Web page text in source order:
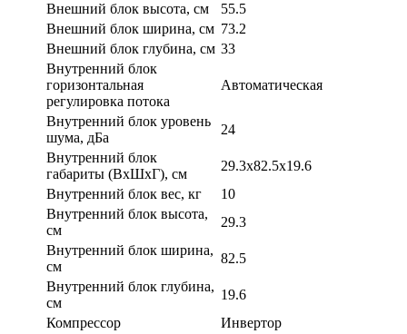
Внешний блок высота, см
55.5
Внешний блок ширина, см 73.2
Внешний блок глубина, см 33
Внутренний блок
горизонтальная
регулировка потока
Автоматическая
Внутренний блок уровень
шума, дБа
24
Внутренний блок
габариты (ВхШхГ), см
29.3x82.5x19.6
Внутренний блок вес, кг
10
Внутренний блок высота,
см
29.3
Внутренний блок ширина,
см
82.5
Внутренний блок глубина,
см
19.6
Компрессор
Инвертор